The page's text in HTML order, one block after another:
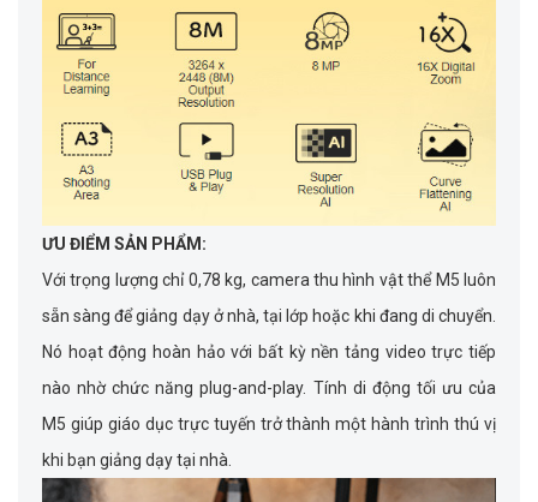
ƯU ĐIỂM SẢN PHẨM:
Với trọng lượng chỉ 0,78 kg, camera thu hình vật thể M5 luôn
sẵn sàng để giảng dạy ở nhà, tại lớp hoặc khi đang di chuyển.
Nó hoạt động hoàn hảo với bất kỳ nền tảng video trực tiếp
nào nhờ chức năng plug-and-play. Tính di động tối ưu của
M5 giúp giáo dục trực tuyến trở thành một hành trình thú vị
khi bạn giảng dạy tại nhà.